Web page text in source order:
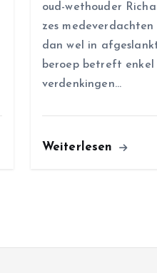
oud-wethouder
zes
dan wel in
beroep betreft enkel
verdenkingen…
Weiterlesen